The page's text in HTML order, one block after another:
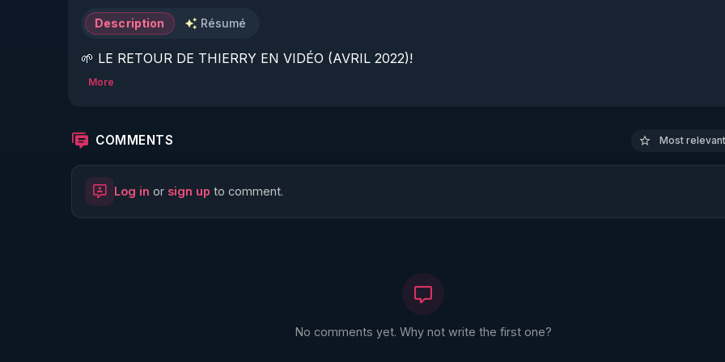
Description Résumé
🌱 LE RETOUR DE THIERRY EN VIDÉO (AVRIL 2022)!
🌱 LE MAGAZINE RÉGÉNÈRE
http://rgnr.li/ymag
More
COMMENTS Most
Log in or sign up to comment.
No comments yet. Why not write the first one?